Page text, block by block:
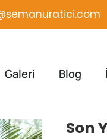
Galeri Blog
Son